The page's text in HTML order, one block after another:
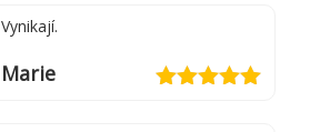
Vynikají.
Marie